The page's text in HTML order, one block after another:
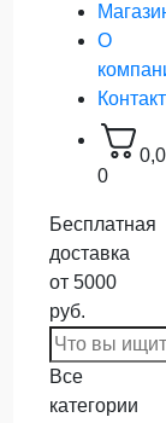
О
0
Бесплатная
доставка
от 5000
руб.
Все
категории